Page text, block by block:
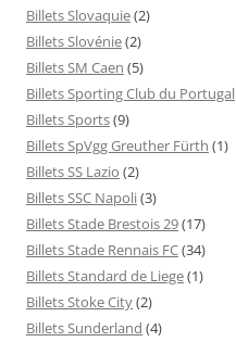
Billets Slovaquie(2)
Billets Slovénie(2)
Billets SM Caen (5)
Billets Sporting Club du Portugal
Billets Sports(9)
Billets SpVgg Greuther Fürth (1)
Billets SS Lazio (2)
Billets SSC Napoli(3)
Billets Stade Brestois 29(17)
Billets Stade Rennais FC(34)
Billets Standard de Liege(1)
Billets Stoke City(2)
Billets Sunderland (4)